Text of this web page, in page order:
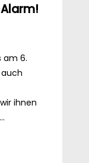
am 6.
auch
ihnen